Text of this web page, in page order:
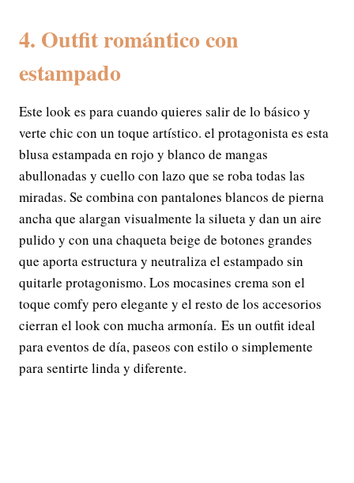
4. Outfit romántico con
estampado
Este look es para cuando quieres salir de lo básico y
verte chic con un toque artístico. el protagonista es esta
blusa estampada en rojo y blanco de mangas
abullonadas y cuello con lazo que se roba todas las
miradas. Se combina con pantalones blancos de pierna
ancha que alargan visualmente la silueta y dan un aire
pulido y con una chaqueta beige de botones grandes
que aporta estructura y neutraliza el estampado sin
quitarle protagonismo. Los mocasines crema son el
toque comfy pero elegante y el resto de los accesorios
cierran el look con mucha armonía. Es un outfit ideal
para eventos de día, paseos con estilo o simplemente
para sentirte linda y diferente.